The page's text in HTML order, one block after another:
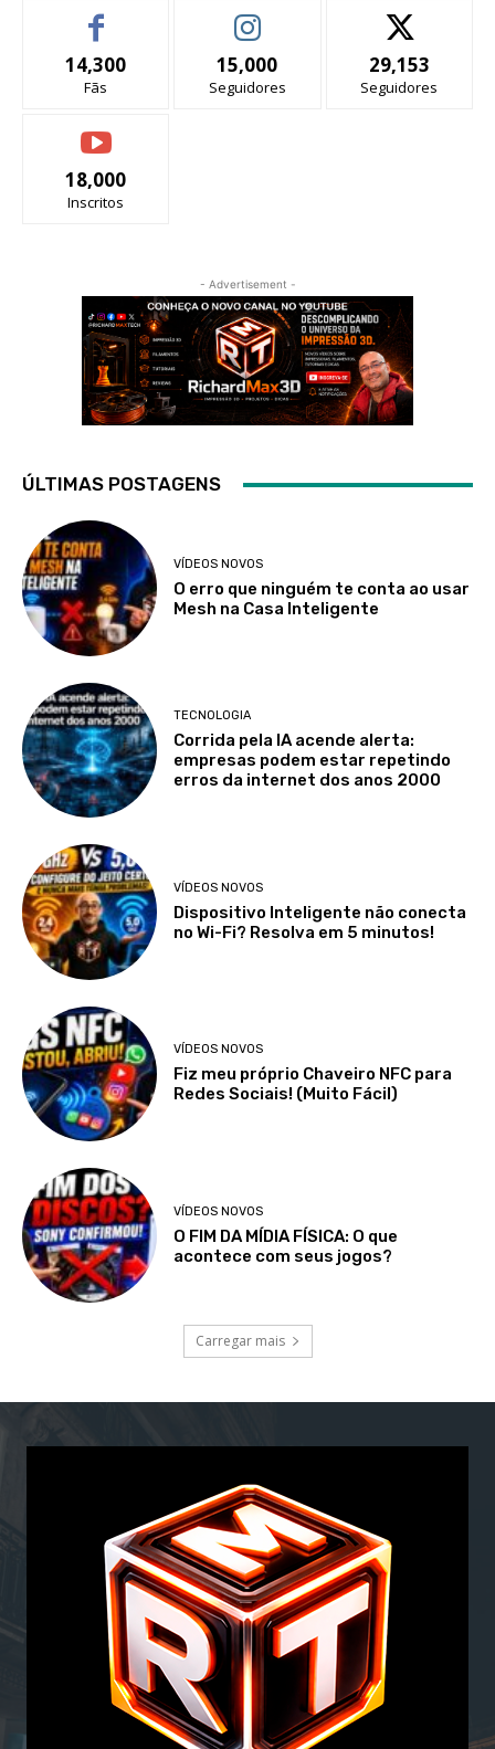
14,300
Fãs
15,000
Seguidores
29,153
Seguidores
18,000
Inscritos
- Advertisement -
ÚLTIMAS POSTAGENS
VÍDEOS NOVOS
O erro que ninguém te conta ao usar
Mesh na Casa Inteligente
TECNOLOGIA
Corrida pela IA acende alerta:
empresas podem estar repetindo
erros da internet dos anos 2000
VÍDEOS NOVOS
Dispositivo Inteligente não conecta
no Wi-Fi? Resolva em 5 minutos!
VÍDEOS NOVOS
Fiz meu próprio Chaveiro NFC para
Redes Sociais! (Muito Fácil)
VÍDEOS NOVOS
O FIM DA MÍDIA FÍSICA: O que
acontece com seus jogos?
Carregar mais